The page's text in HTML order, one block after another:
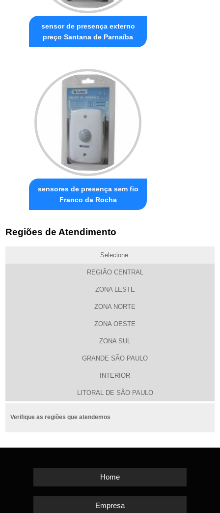
sensor de presença externo
preço Santana de Parnaíba
sensores de presença sem fio
Franco da Rocha
Regiões de Atendimento
Selecione:
REGIÃO CENTRAL
ZONA LESTE
ZONA NORTE
ZONA OESTE
ZONA SUL
GRANDE SÃO PAULO
INTERIOR
LITORAL DE SÃO PAULO
Verifique as regiões que atendemos
Home
Empresa